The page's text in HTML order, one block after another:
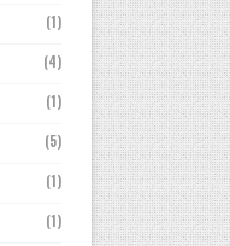
(1)
(4)
(1)
(5)
(1)
(1)